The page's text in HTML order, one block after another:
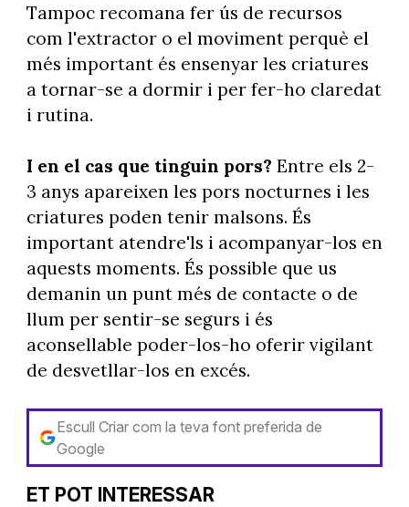
Tampoc recomana fer ús de recursos
com l'extractor o el moviment perquè el
més important és ensenyar les criatures
a tornar-se a dormir i per fer-ho claredat
i rutina.
I en el cas que tinguin pors? Entre els 2-
3 anys apareixen les pors nocturnes i les
criatures poden tenir malsons. És
important atendre'ls i acompanyar-los en
aquests moments. És possible que us
demanin un punt més de contacte o de
llum per sentir-se segurs i és
aconsellable poder-los-ho oferir vigilant
de desvetllar-los en excés.
Escull Criar com la teva font preferida de
Google
ET POT INTERESSAR